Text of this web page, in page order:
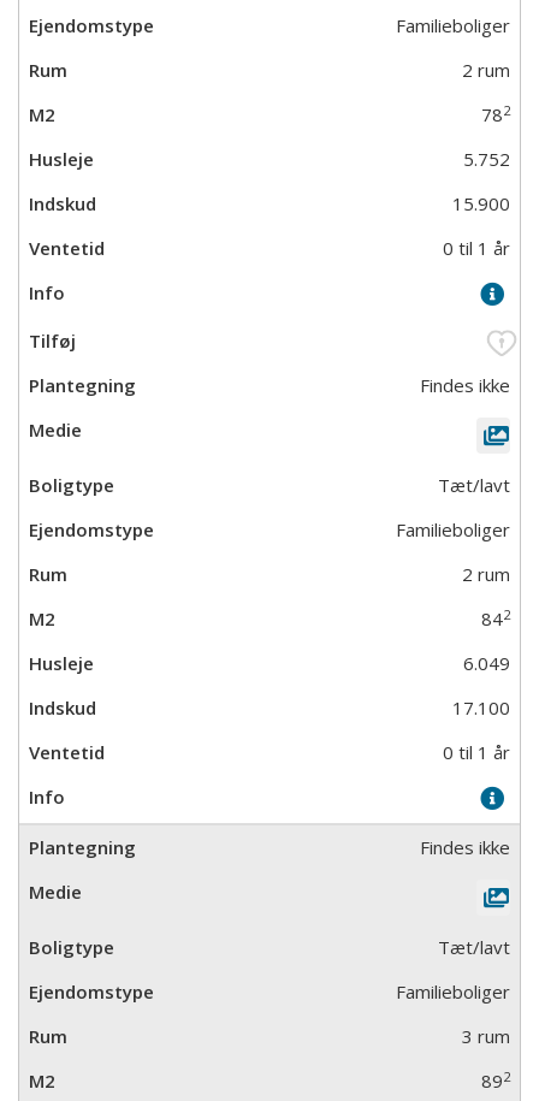
Familieboliger
2 rum
782
5.752
15.900
0 til 1 år
Findes ikke
Tæt/lavt
Familieboliger
2 rum
842
6.049
17.100
0 til 1 år
Findes ikke
Tæt/lavt
Familieboliger
3 rum
892